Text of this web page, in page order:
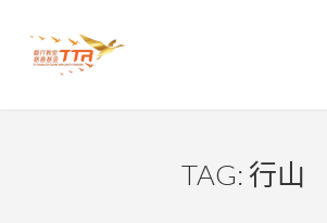
TAG: 行山